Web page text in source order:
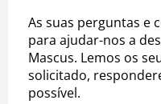
As suas perguntas e
para ajudar-nos a
Mascus. Lemos os
solicitado,
possível.